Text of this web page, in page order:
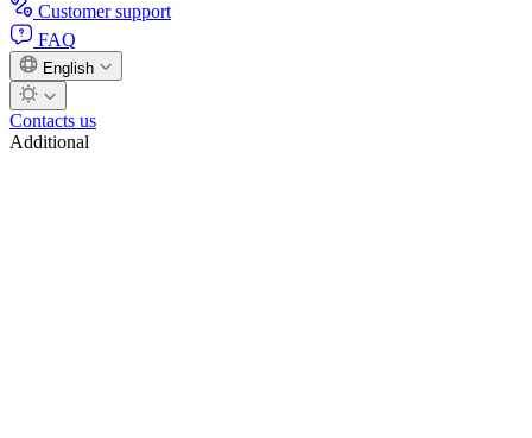
Customer support
FAQ
English
Contacts us
Additional